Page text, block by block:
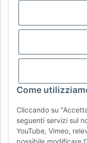
Come
Cliccando su
seguenti servizi sul
YouTube, Vimeo,
possibile modificare
UK NZ
AFATEK Italia| Il